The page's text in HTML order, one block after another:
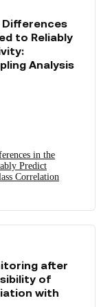
to Reliably
Analysis
in the
Predict
Correlation
after
of
with